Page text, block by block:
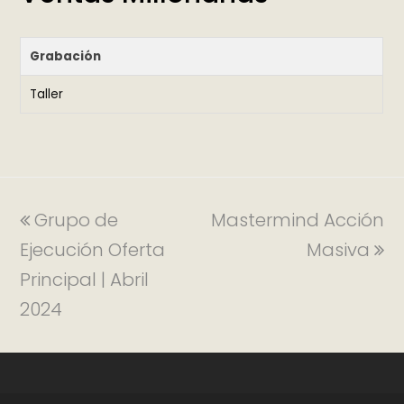
Grabación
Taller
Grupo de
Ejecución Oferta
Principal | Abril
2024
Mastermind Acción
Masiva